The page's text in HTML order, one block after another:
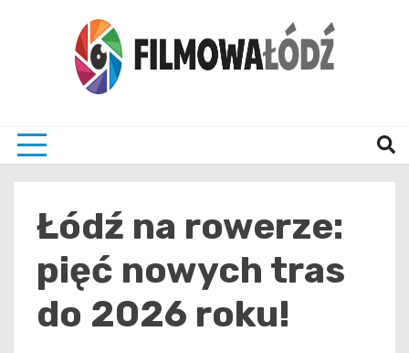
Łódź na rowerze:
pięć nowych tras
do 2026 roku!